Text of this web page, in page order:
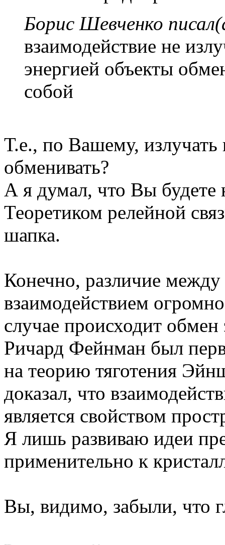
Борис Шевченко
взаимодействие не
энергией объекты
собой
Т.е., по Вашему,
обменивать?
А я думал, что Вы
Теоретиком релейной
шапка.
Конечно, различие
взаимодействием
случае происходит обмен
Ричард Фейнман был
на теорию тяготения
доказал, что
является свойством
Я лишь развиваю идеи
применительно к
Вы, видимо, забыли, что